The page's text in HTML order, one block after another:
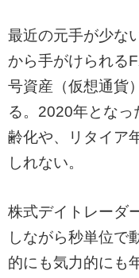
最近の元手が少な
から手がけられる
号資産（仮想通貨
る。2020年となっ
齢化や、リタイア
しれない。
株式デイトレーダ
しながら秒単位で
的にも気力的にも